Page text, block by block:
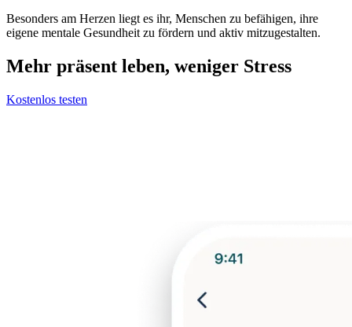
Besonders am Herzen liegt es ihr, Menschen zu befähigen, ihre
eigene mentale Gesundheit zu fördern und aktiv mitzugestalten.
Mehr präsent leben, weniger Stress
Kostenlos testen